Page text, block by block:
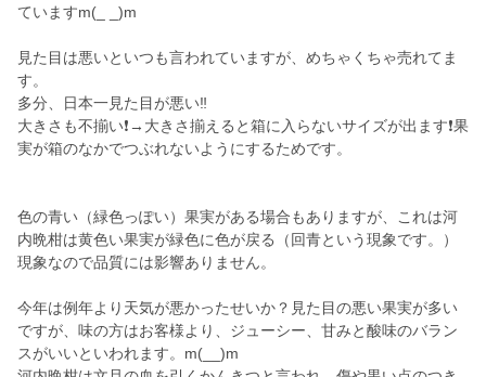
ていますm(_ _)m
見た目は悪いといつも言われていますが、めちゃくちゃ売れてま
す。
多分、日本一見た目が悪い‼️
大きさも不揃い❗→大きさ揃えると箱に入らないサイズが出ます❗果
実が箱のなかでつぶれないようにするためです。
色の青い（緑色っぽい）果実がある場合もありますが、これは河
内晩柑は黄色い果実が緑色に色が戻る（回青という現象です。）
現象なので品質には影響ありません。
今年は例年より天気が悪かったせいか？見た目の悪い果実が多い
ですが、味の方はお客様より、ジューシー、甘みと酸味のバラン
スがいいといわれます。m(__)m